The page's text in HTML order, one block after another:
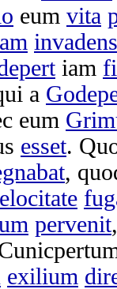
eum vita
invadens
iam
a
eum
esset.
,
pervenit
exilium